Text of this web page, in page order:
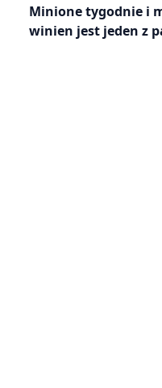
Minione tygodnie i
winien jest jeden z